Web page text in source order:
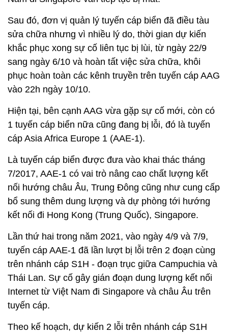
Sau đó, đơn vị quản lý tuyến cáp biển đã điều tàu
sửa chữa nhưng vì nhiều lý do, thời gian dự kiến
khắc phục xong sự cố liên tục bị lùi, từ ngày 22/9
sang ngày 6/10 và hoàn tất việc sửa chữa, khôi
phục hoàn toàn các kênh truyền trên tuyến cáp AAG
vào 22h ngày 10/10.
Hiện tại, bên cạnh AAG vừa gặp sự cố mới, còn có
1 tuyến cáp biển nữa cũng đang bị lỗi, đó là tuyến
cáp Asia Africa Europe 1 (AAE-1).
Là tuyến cáp biển được đưa vào khai thác tháng
7/2017, AAE-1 có vai trò nâng cao chất lượng kết
nối hướng châu Âu, Trung Đông cũng như cung cấp
bổ sung thêm dung lượng và dự phòng tới hướng
kết nối đi Hong Kong (Trung Quốc), Singapore.
Lần thứ hai trong năm 2021, vào ngày 4/9 và 7/9,
tuyến cáp AAE-1 đã lần lượt bị lỗi trên 2 đoạn cùng
trên nhánh cáp S1H - đoạn trục giữa Campuchia và
Thái Lan. Sự cố gây gián đoạn dung lượng kết nối
Internet từ Việt Nam đi Singapore và châu Âu trên
tuyến cáp.
Theo kế hoạch, dự kiến 2 lỗi trên nhánh cáp S1H